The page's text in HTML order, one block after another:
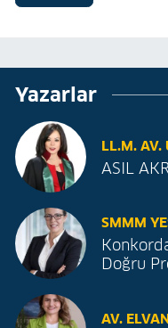
Yazarlar
LL.M. AV.
ASIL
SMMM
Doğru
AV.